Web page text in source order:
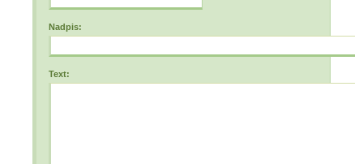
Nadpis:
Text: